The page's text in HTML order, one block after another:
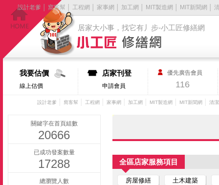
居家大小事，找它有丿步-小工匠修繕網
設計老爹 窩客幫 工程網 家事網 加工網 MIT製造網 MIT新聞網
我要估價
線上估價
店家刊登
申請會員
優先廣告會員
116
設計老爹 窩客幫 工程網 家事網 加工網 MIT製造網 MIT新聞網 清
關鍵字在首頁組數
20666
已成功發案數量
17288
總瀏覽人數
全區店家服務項目
房屋修繕 土木建築